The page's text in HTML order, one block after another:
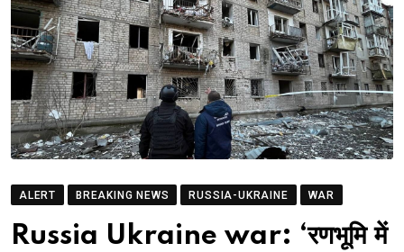
ALERT BREAKING NEWS RUSSIA-UKRAINE WAR
Russia Ukraine war: ‘रणभूमि में